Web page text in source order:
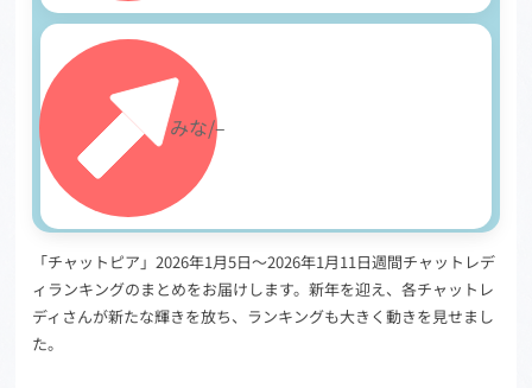
みな/–
「チャットピア」2026年1月5日～2026年1月11日週間チャットレデ
ィランキングのまとめをお届けします。新年を迎え、各チャットレ
ディさんが新たな輝きを放ち、ランキングも大きく動きを見せまし
た。